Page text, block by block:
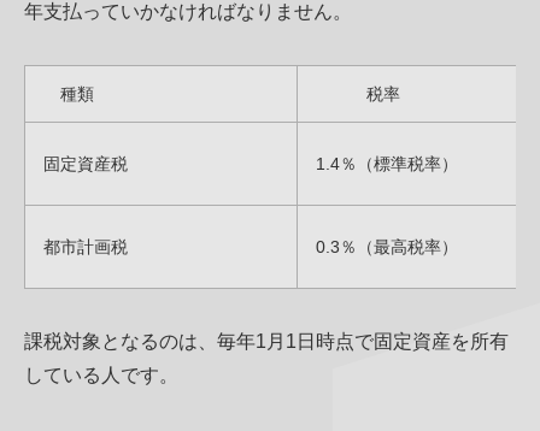
年支払っていかなければなりません。
種類 税率
固定資産税 1.4％（標準税率）
都市計画税 0.3％（最高税率）
課税対象となるのは、毎年1月1日時点で固定資産を所有
している人です。